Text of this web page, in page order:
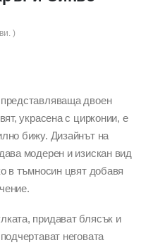
)
двоен
украсена с цирконии, е
бижу. Дизайнът на
модерен и изискан вид
в тъмносин цвят добавя
придават блясък и
неговата